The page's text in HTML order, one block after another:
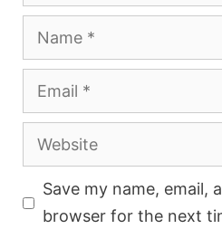
Name
Email
Website
Save my name, email,
browser for the next